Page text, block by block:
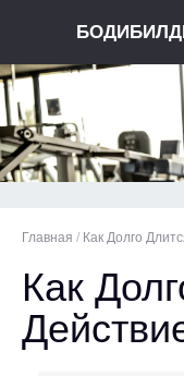
Главная / Как Долго
Как